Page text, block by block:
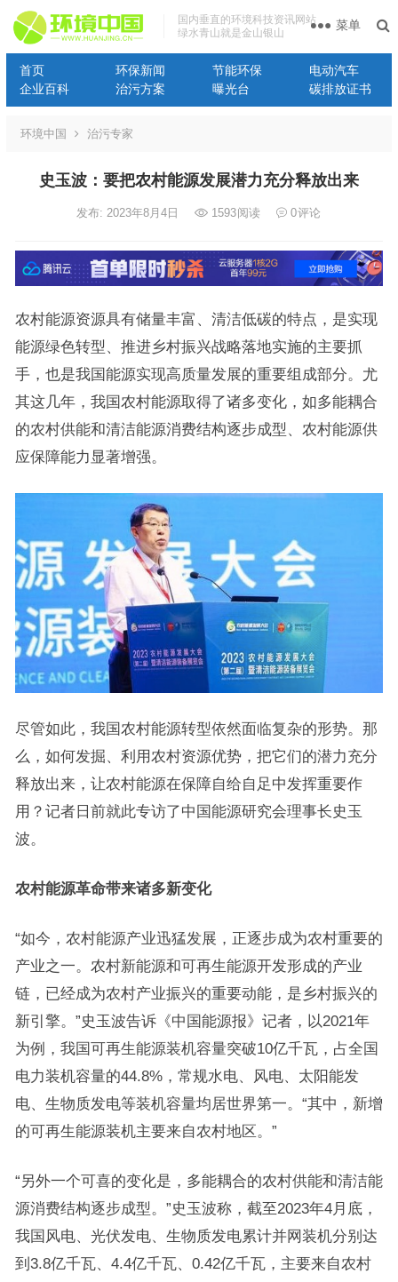
国内垂直的环境科技资讯网站
绿水青山就是金山银山
首页 环保新闻 节能环保
电动汽车
企业百科
治污方案 曝光台 碳排放证书
菜单
环境中国 治污专家
史玉波：要把农村能源发展潜力充分释放出来
发布: 2023年8月4日 1593阅读 0评论
农村能源资源具有储量丰富、清洁低碳的特点，是实现
能源绿色转型、推进乡村振兴战略落地实施的主要抓
手，也是我国能源实现高质量发展的重要组成部分。尤
其这几年，我国农村能源取得了诸多变化，如多能耦合
的农村供能和清洁能源消费结构逐步成型、农村能源供
应保障能力显著增强。
尽管如此，我国农村能源转型依然面临复杂的形势。那
么，如何发掘、利用农村资源优势，把它们的潜力充分
释放出来，让农村能源在保障自给自足中发挥重要作
用？记者日前就此专访了中国能源研究会理事长史玉
波。
农村能源革命带来诸多新变化
“如今，农村能源产业迅猛发展，正逐步成为农村重要的
产业之一。农村新能源和可再生能源开发形成的产业
链，已经成为农村产业振兴的重要动能，是乡村振兴的
新引擎。”史玉波告诉《中国能源报》记者，以2021年
为例，我国可再生能源装机容量突破10亿千瓦，占全国
电力装机容量的44.8%，常规水电、风电、太阳能发
电、生物质发电等装机容量均居世界第一。“其中，新增
的可再生能源装机主要来自农村地区。”
“另外一个可喜的变化是，多能耦合的农村供能和清洁能
源消费结构逐步成型。”史玉波称，截至2023年4月底，
我国风电、光伏发电、生物质发电累计并网装机分别达
到3.8亿千瓦、4.4亿千瓦、0.42亿千瓦，主要来自农村